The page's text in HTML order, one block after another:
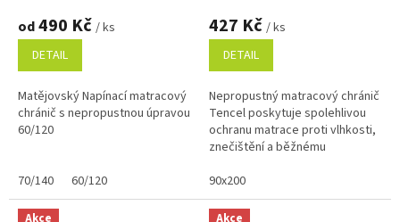
od490 Kč / ks
DETAIL
Matějovský Napínací matracový
chránič s nepropustnou úpravou
60/120
70/140 60/120
427 Kč / ks
DETAIL
Nepropustný matracový chránič
Tencel poskytuje spolehlivou
ochranu matrace proti vlhkosti,
znečištění a běžnému
příjemný materiál s přírodním
vláknem...
90x200
Akce
Akce